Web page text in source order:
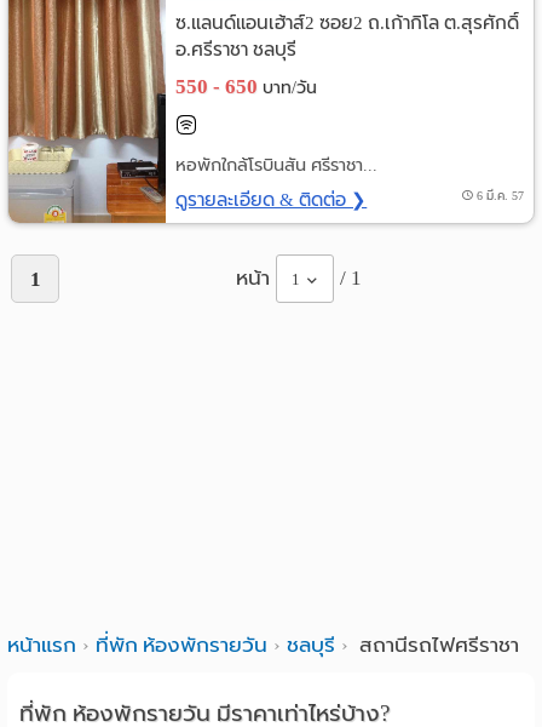
ซ.แลนด์แอนเฮ้าส์2 ซอย2 ถ.เก้ากิโล ต.สุรศักดิ์
อ.ศรีราชา ชลบุรี
550 - 650 บาท/วัน
หอพักใกล้โรบินสัน ศรีราชา...
ดูรายละเอียด & ติดต่อ ❯ 6 มี.ค. 57
1 หน้า 1 / 1
หน้าแรก ที่พัก ห้องพักรายวัน ชลบุรี สถานีรถไฟศรีราชา
ที่พัก ห้องพักรายวัน มีราคาเท่าไหร่บ้าง?